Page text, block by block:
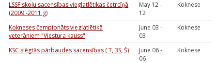
LSSF skolu sacensības vieglatlētikas četrcīņā
(2009.-2011.g)
May 12 -
12
Koknese
Kokneses čempionāts vieglatlētikā
veterāniem "Viestura kauss"
June 03 -
03
Koknese
KSC slēgtās pārbaudes sacensības ( T, 3S, Š)
June 06 -
06
Koknese